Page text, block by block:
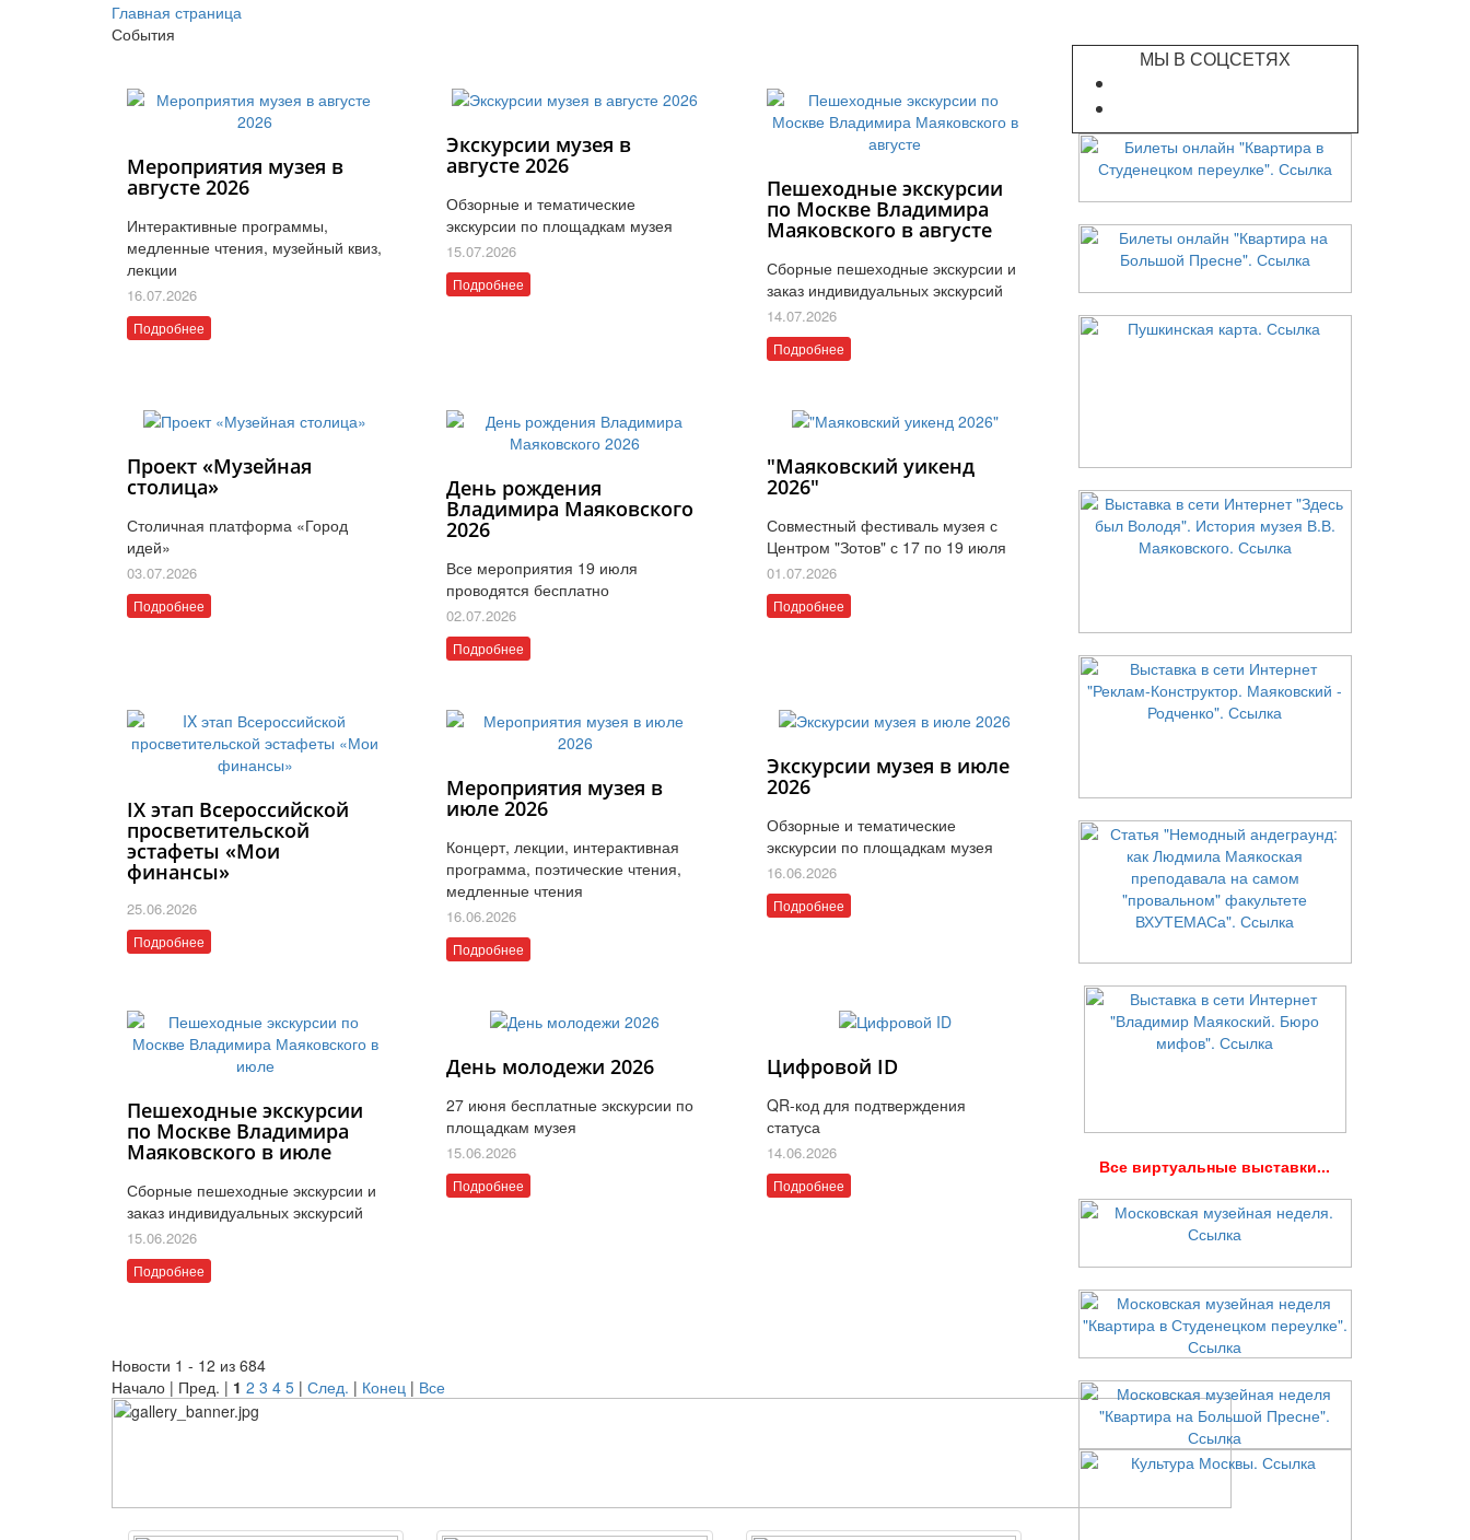
Главная страница
События
Мероприятия музея в
августе 2026
Интерактивные программы,
медленные чтения, музейный квиз,
лекции
16.07.2026
Подробнее
Экскурсии музея в
августе 2026
Обзорные и тематические
экскурсии по площадкам музея
15.07.2026
Подробнее
Пешеходные экскурсии
по Москве Владимира
Маяковского в августе
Сборные пешеходные экскурсии и
заказ индивидуальных экскурсий
14.07.2026
Подробнее
Проект «Музейная
столица»
Столичная платформа «Город
идей»
03.07.2026
Подробнее
День рождения
Владимира Маяковского
2026
Все мероприятия 19 июля
проводятся бесплатно
02.07.2026
Подробнее
"Маяковский уикенд
2026"
Совместный фестиваль музея с
Центром "Зотов" с 17 по 19 июля
01.07.2026
Подробнее
IX этап Всероссийской
просветительской
эстафеты «Мои
финансы»
25.06.2026
Подробнее
Мероприятия музея в
июле 2026
Концерт, лекции, интерактивная
программа, поэтические чтения,
медленные чтения
16.06.2026
Подробнее
Экскурсии музея в июле
2026
Обзорные и тематические
экскурсии по площадкам музея
16.06.2026
Подробнее
Пешеходные экскурсии
по Москве Владимира
Маяковского в июле
Сборные пешеходные экскурсии и
заказ индивидуальных экскурсий
15.06.2026
Подробнее
День молодежи 2026
27 июня бесплатные экскурсии по
площадкам музея
15.06.2026
Подробнее
Цифровой ID
QR-код для подтверждения
статуса
14.06.2026
Подробнее
Новости 1 - 12 из 684
Начало | Пред. | 1 2 3 4 5 | След. | Конец | Все
МЫ В СОЦСЕТЯХ
Все виртуальные выставки...